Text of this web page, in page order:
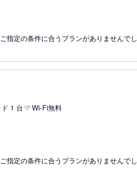
ご指定の条件に合うプランがありませんで
1 台 Wi-Fi無料
ご指定の条件に合うプランがありませんで